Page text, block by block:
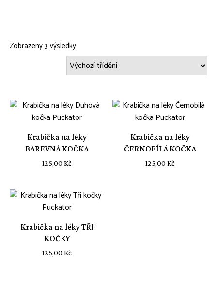
Zobrazeny 3 výsledky
Krabička na léky
BAREVNÁ KOČKA
125,00Kč
Krabička na léky
ČERNOBÍLÁ KOČKA
125,00 Kč
Krabička na léky TŘI
KOČKY
125,00Kč